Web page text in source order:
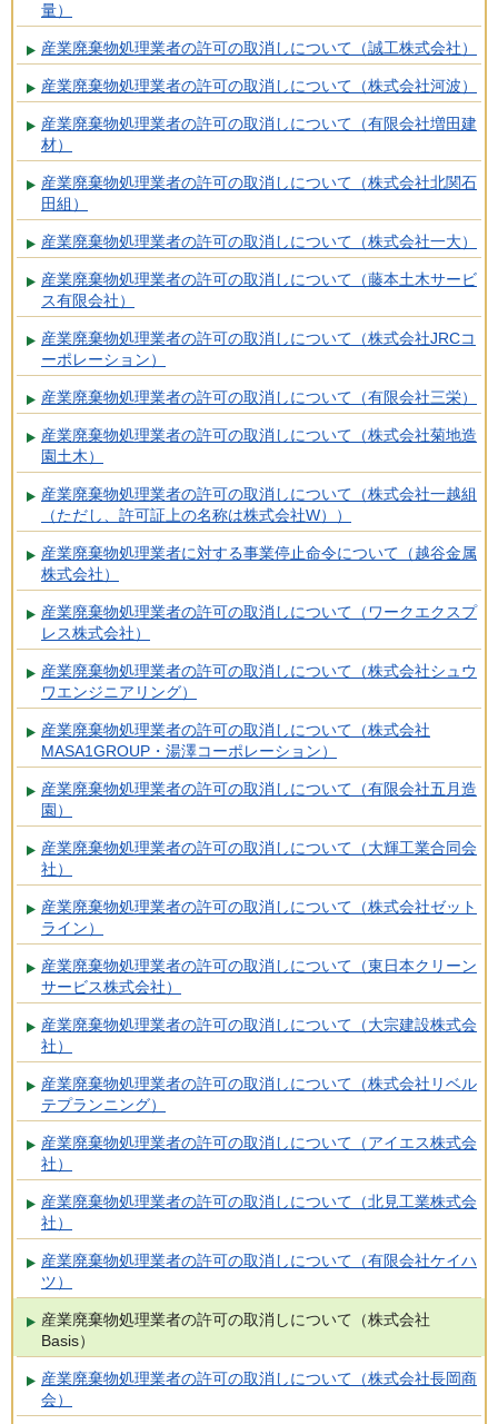
量）
産業廃棄物処理業者の許可の取消しについて（誠工株式会社）
産業廃棄物処理業者の許可の取消しについて（株式会社河波）
産業廃棄物処理業者の許可の取消しについて（有限会社増田建
材）
産業廃棄物処理業者の許可の取消しについて（株式会社北関石
田組）
産業廃棄物処理業者の許可の取消しについて（株式会社一大）
産業廃棄物処理業者の許可の取消しについて（藤本土木サービ
ス有限会社）
産業廃棄物処理業者の許可の取消しについて（株式会社JRCコ
ーポレーション）
産業廃棄物処理業者の許可の取消しについて（有限会社三栄）
産業廃棄物処理業者の許可の取消しについて（株式会社菊地造
園土木）
産業廃棄物処理業者の許可の取消しについて（株式会社一越組
（ただし、許可証上の名称は株式会社W））
産業廃棄物処理業者に対する事業停止命令について（越谷金属
株式会社）
産業廃棄物処理業者の許可の取消しについて（ワークエクスプ
レス株式会社）
産業廃棄物処理業者の許可の取消しについて（株式会社シュウ
ワエンジニアリング）
産業廃棄物処理業者の許可の取消しについて（株式会社
MASA1GROUP・湯澤コーポレーション）
産業廃棄物処理業者の許可の取消しについて（有限会社五月造
園）
産業廃棄物処理業者の許可の取消しについて（大輝工業合同会
社）
産業廃棄物処理業者の許可の取消しについて（株式会社ゼット
ライン）
産業廃棄物処理業者の許可の取消しについて（東日本クリーン
サービス株式会社）
産業廃棄物処理業者の許可の取消しについて（大宗建設株式会
社）
産業廃棄物処理業者の許可の取消しについて（株式会社リベル
テプランニング）
産業廃棄物処理業者の許可の取消しについて（アイエス株式会
社）
産業廃棄物処理業者の許可の取消しについて（北見工業株式会
社）
産業廃棄物処理業者の許可の取消しについて（有限会社ケイハ
ツ）
産業廃棄物処理業者の許可の取消しについて（株式会社
Basis）
産業廃棄物処理業者の許可の取消しについて（株式会社長岡商
会）